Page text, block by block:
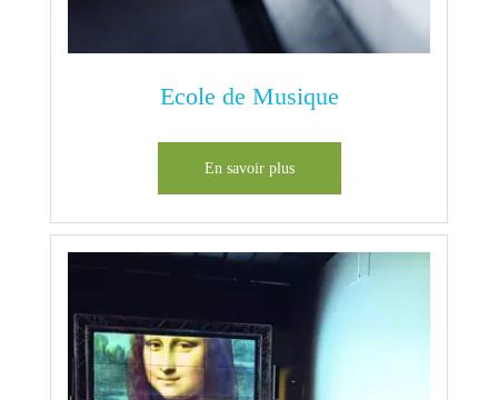
Ecole de Musique